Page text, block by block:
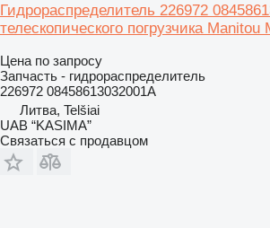
Гидрораспределитель 226972
телескопического погрузчика Manitou
Цена по запросу
Запчасть - гидрораспределитель
226972 08458613032001A
Литва, Telšiai
UAB “KASIMA”
Связаться с продавцом